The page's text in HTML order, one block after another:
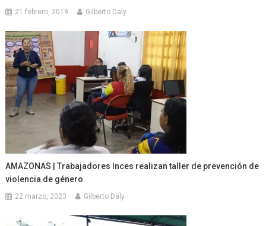
21 febrero, 2019 Gilberto Daly
AMAZONAS | Trabajadores Inces realizan taller de prevención de
violencia de género
22 marzo, 2023 Gilberto Daly